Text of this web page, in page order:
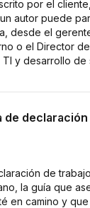
por el
autor puede
desde el
o el Director
y desarrollo de
de declaración
de
la guía que
en camino y